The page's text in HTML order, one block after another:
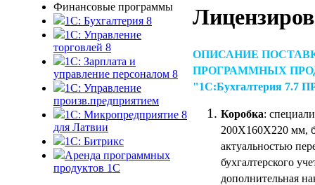
Финансовые программы
1С: Бухгалтерия 8
1C: Управление
торговлей 8
1C: Зарплата и
управление персоналом 8
1C: Управление
произв.предприятием
1С: Микропредприятие 8
для Латвии
1C: Битрикс
Аренда программных
продуктов 1С
ОПИСАНИЕ
ПРОГРАММНЫХ
"1С:Бухгалтерия 7.7
Коробка:
200Х160Х220 мм,
актуальностью
бухгалтерского
дополнительная